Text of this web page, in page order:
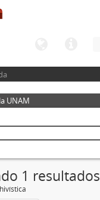
UNAM
1 resultados